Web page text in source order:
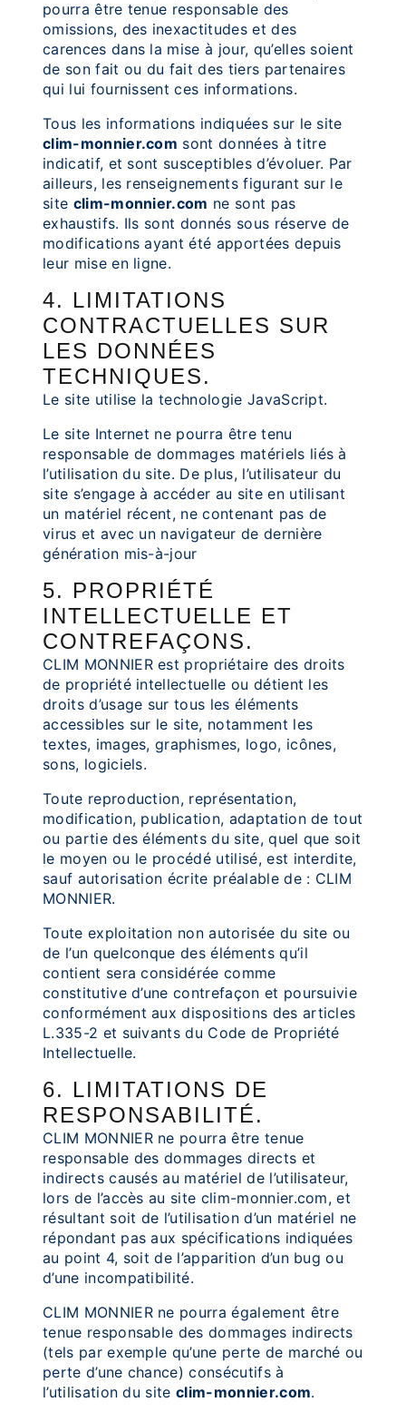
pourra être tenue responsable des
omissions, des inexactitudes et des
carences dans la mise à jour, qu’elles soient
de son fait ou du fait des tiers partenaires
qui lui fournissent ces informations.
Tous les informations indiquées sur le site
clim-monnier.com sont données à titre
indicatif, et sont susceptibles d’évoluer. Par
ailleurs, les renseignements figurant sur le
site clim-monnier.com ne sont pas
exhaustifs. Ils sont donnés sous réserve de
modifications ayant été apportées depuis
leur mise en ligne.
4. LIMITATIONS
CONTRACTUELLES SUR
LES DONNÉES
TECHNIQUES.
Le site utilise la technologie JavaScript.
Le site Internet ne pourra être tenu
responsable de dommages matériels liés à
l’utilisation du site. De plus, l’utilisateur du
site s’engage à accéder au site en utilisant
un matériel récent, ne contenant pas de
virus et avec un navigateur de dernière
génération mis-à-jour
5. PROPRIÉTÉ
INTELLECTUELLE ET
CONTREFAÇONS.
CLIM MONNIER est propriétaire des droits
de propriété intellectuelle ou détient les
droits d’usage sur tous les éléments
accessibles sur le site, notamment les
textes, images, graphismes, logo, icônes,
sons, logiciels.
Toute reproduction, représentation,
modification, publication, adaptation de tout
ou partie des éléments du site, quel que soit
le moyen ou le procédé utilisé, est interdite,
sauf autorisation écrite préalable de : CLIM
MONNIER.
Toute exploitation non autorisée du site ou
de l’un quelconque des éléments qu’il
contient sera considérée comme
constitutive d’une contrefaçon et poursuivie
conformément aux dispositions des articles
L.335-2 et suivants du Code de Propriété
Intellectuelle.
6. LIMITATIONS DE
RESPONSABILITÉ.
CLIM MONNIER ne pourra être tenue
responsable des dommages directs et
indirects causés au matériel de l’utilisateur,
lors de l’accès au site clim-monnier.com, et
résultant soit de l’utilisation d’un matériel ne
répondant pas aux spécifications indiquées
au point 4, soit de l’apparition d’un bug ou
d’une incompatibilité.
CLIM MONNIER ne pourra également être
tenue responsable des dommages indirects
(tels par exemple qu’une perte de marché ou
perte d’une chance) consécutifs à
l’utilisation du siteclim-monnier.com.